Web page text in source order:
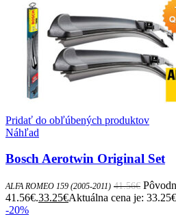
Pridať do obľúbených produktov
Náhľad
Bosch Aerotwin Original Set
ALFA ROMEO 159 (2005-2011) 41.56€
41.56€.33.25€Aktuálna cena je:
-20%